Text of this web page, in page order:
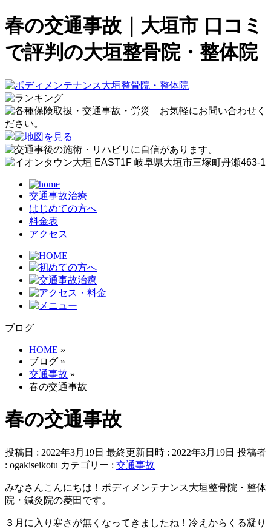
春の交通事故｜大垣市 口コミ
で評判の大垣整骨院・整体院
交通事故治療
はじめての方へ
料金表
アクセス
ブログ
HOME »
ブログ »
交通事故 »
春の交通事故
春の交通事故
投稿日 : 2022年3月19日 最終更新日時 : 2022年3月19日 投稿者
: ogakiseikotu カテゴリー : 交通事故
みなさんこんにちは！ボディメンテナンス大垣整骨院・整体
院・鍼灸院の菱田です。
３月に入り寒さが無くなってきましたね！冷えからくる凝り